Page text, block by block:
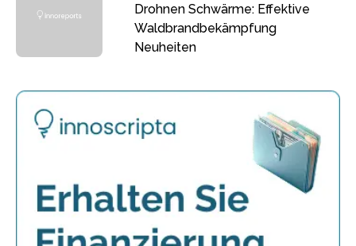
Drohnen Schwärme: Effektive
Waldbrandbekämpfung
Neuheiten